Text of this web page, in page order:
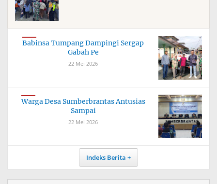
Babinsa Tumpang Dampingi Sergap
Gabah Pe
22 Mei 2026
Warga Desa Sumberbrantas Antusias
Sampai
22 Mei 2026
Indeks Berita